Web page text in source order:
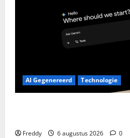
AI Gegenereerd Technologie
Freddy 6 augustus 2026 0